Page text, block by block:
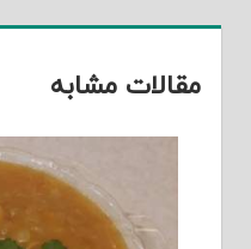
مقالات مشابه